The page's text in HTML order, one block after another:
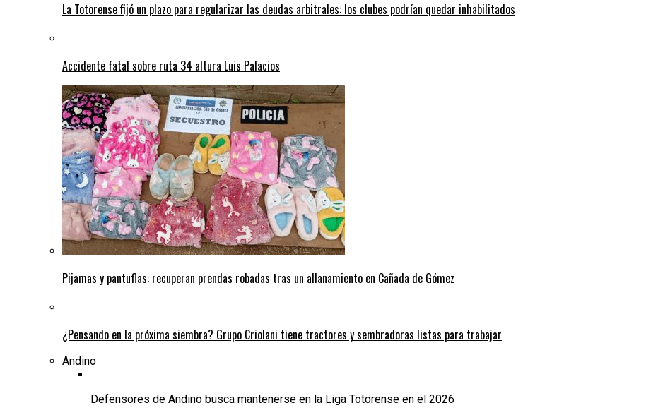
La Totorense fijó un plazo para regularizar las deudas arbitrales: los clubes podrían quedar inhabilitados
Accidente fatal sobre ruta 34 altura Luis Palacios
Pijamas y pantuflas: recuperan prendas robadas tras un allanamiento en Cañada de Gómez
¿Pensando en la próxima siembra? Grupo Criolani tiene tractores y sembradoras listas para trabajar
Andino
Defensores de Andino busca mantenerse en la Liga Totorense en el 2026